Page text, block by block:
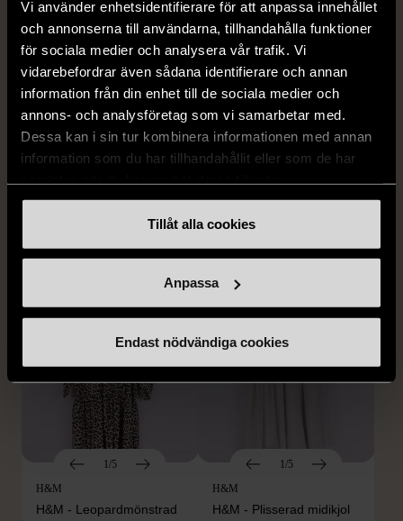
Vi använder enhetsidentifierare för att anpassa innehållet
och annonserna till användarna, tillhandahålla funktioner
för sociala medier och analysera vår trafik. Vi
vidarebefordrar även sådana identifierare och annan
information från din enhet till de sociala medier och
annons- och analysföretag som vi samarbetar med.
Dessa kan i sin tur kombinera informationen med annan
information som du har tillhandahållit eller som de har
Tillåt alla cookies
Anpassa
Endast nödvändiga cookies
SNÖ OF SWEDEN
SNÖ of Sweden -
169 kr
RODEBJER
Rodebjer - Mönstrad topp
M (38-40)
Mycket gott skick
399 kr
1/5
H&M
H&M - Leopardmönstrad
1/5
H&M
H&M - Plisserad midikjol